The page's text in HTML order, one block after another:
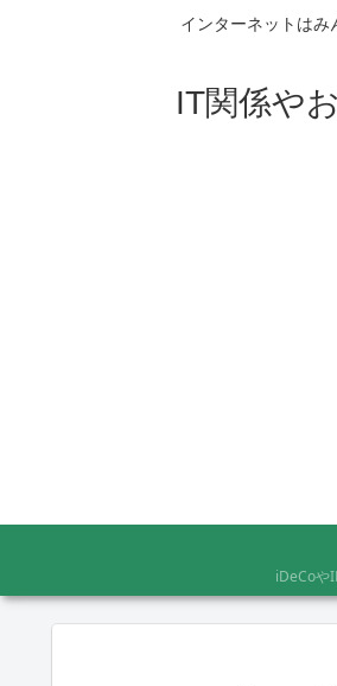
インターネットは
IT関係や